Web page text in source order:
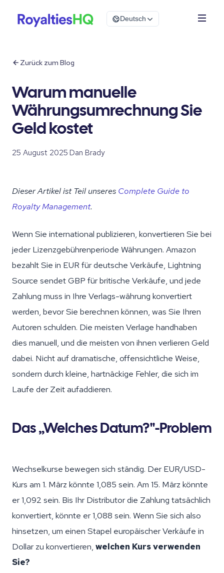
Deutsch
Zurück zum Blog
Warum manuelle
Währungsumrechnung Sie
Geld kostet
25 August 2025·Dan Brady
Dieser Artikel ist Teil unseres Complete Guide to
Royalty Management.
Wenn Sie international publizieren, konvertieren Sie bei
jeder Lizenzgebührenperiode Währungen. Amazon
bezahlt Sie in EUR für deutsche Verkäufe, Lightning
Source sendet GBP für britische Verkäufe, und jede
Zahlung muss in Ihre Verlags-währung konvertiert
werden, bevor Sie berechnen können, was Sie Ihren
Autoren schulden. Die meisten Verlage handhaben
dies manuell, und die meisten von ihnen verlieren Geld
dabei. Nicht auf dramatische, offensichtliche Weise,
sondern durch kleine, hartnäckige Fehler, die sich im
Laufe der Zeit aufaddieren.
Das „Welches Datum?"-Problem
Wechselkurse bewegen sich ständig. Der EUR/USD-
Kurs am 1. März könnte 1,085 sein. Am 15. März könnte
er 1,092 sein. Bis Ihr Distributor die Zahlung tatsächlich
konvertiert, könnte er 1,088 sein. Wenn Sie sich also
hinsetzen, um einen Stapel europäischer Verkäufe in
Dollar zu konvertieren, welchen Kurs verwenden
Sie?